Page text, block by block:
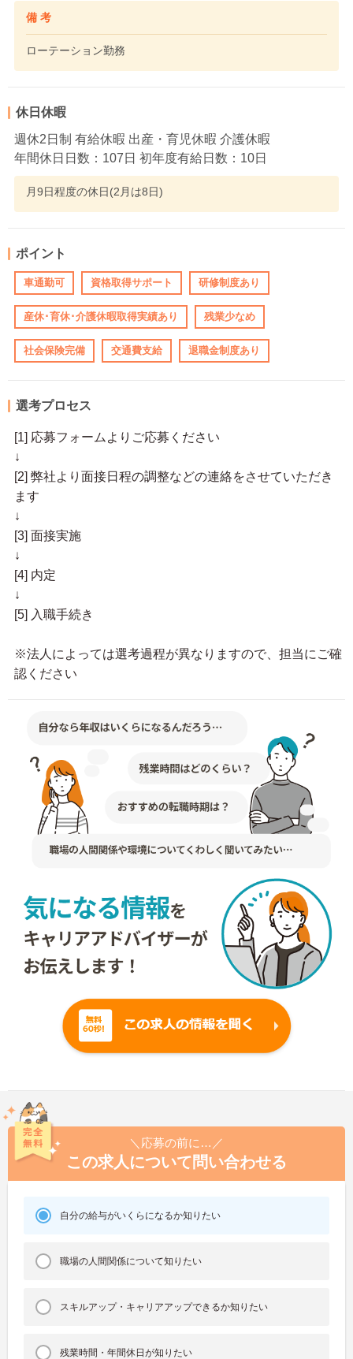
備 考
ローテーション勤務
休日休暇
週休2日制 有給休暇 出産・育児休暇 介護休暇
年間休日日数：107日 初年度有給日数：10日
月9日程度の休日(2月は8日)
ポイント
車通勤可 資格取得サポート 研修制度あり
産休･育休･介護休暇取得実績あり 残業少なめ
社会保険完備 交通費支給 退職金制度あり
選考プロセス
[1] 応募フォームよりご応募ください
↓
[2] 弊社より面接日程の調整などの連絡をさせていただき
ます
↓
[3] 面接実施
↓
[4] 内定
↓
[5] 入職手続き
※法人によっては選考過程が異なりますので、担当にご確
認ください
＼応募の前に…／
この求人について問い合わせる
自分の給与がいくらになるか知りたい
職場の人間関係について知りたい
スキルアップ・キャリアアップできるか知りたい
残業時間・年間休日が知りたい